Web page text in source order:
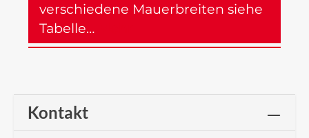
verschiedene Mauerbreiten siehe
Tabelle…
Kontakt